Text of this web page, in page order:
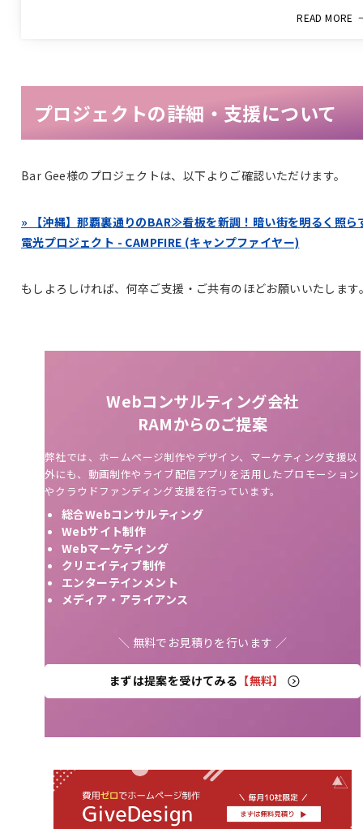
READ MORE
プロジェクトの詳細・支援について
Bar Gee様のプロジェクトは、以下よりご確認いただけます。
» 【沖縄】那覇裏通りのBAR≫看板を新調！暗い街を明るく照ら
電光プロジェクト - CAMPFIRE (キャンプファイヤー)
もしよろしければ、何卒ご支援・ご共有のほどお願いいたします
Webコンサルティング会社
RAMからのご提案
弊社では、ホームページ制作やデザイン、マーケティング支援以
外にも、動画制作やライブ配信アプリを活用したプロモーション
やクラウドファンディング支援を行っています。
総合Webコンサルティング
Webサイト制作
Webマーケティング
クリエイティブ制作
エンターテインメント
メディア・アライアンス
＼ 無料でお見積りを行います ／
まずは提案を受けてみる 【無料】